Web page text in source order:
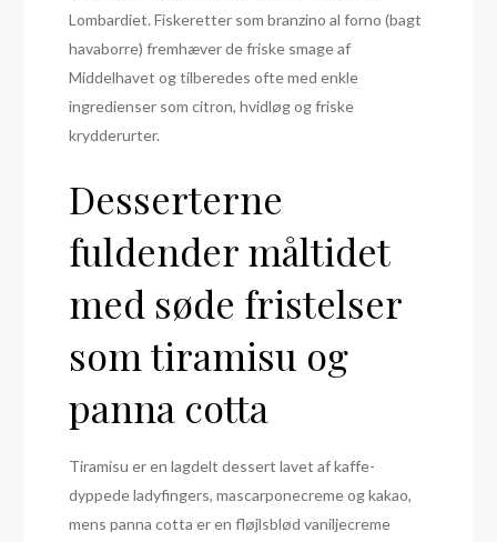
Lombardiet. Fiskeretter som branzino al forno (bagt
havaborre) fremhæver de friske smage af
Middelhavet og tilberedes ofte med enkle
ingredienser som citron, hvidløg og friske
krydderurter.
Desserterne
fuldender måltidet
med søde fristelser
som tiramisu og
panna cotta
Tiramisu er en lagdelt dessert lavet af kaffe-
dyppede ladyfingers, mascarponecreme og kakao,
mens panna cotta er en fløjlsblød vaniljecreme